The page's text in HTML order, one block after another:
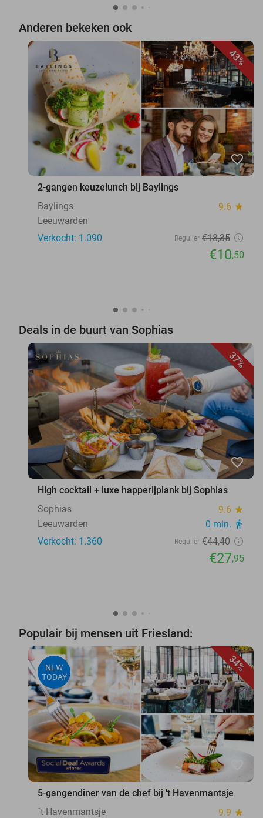
Anderen bekeken ook
43%
favorite_border
2-gangen keuzelunch bij Baylings
Baylings
9.6 star
Leeuwarden
Verkocht: 1.090
Regulier €18,35
€10,50
Deals in de buurt van Sophias
37%
favorite_border
High cocktail + luxe happerijplank bij Sophias
Sophias
9.6 star
Leeuwarden 0 min. directions_walk
Verkocht: 1.360 Regulier €44,40
€27,95
Populair bij mensen uit Friesland:
34%
NEW
TODAY
favorite_border
5-gangendiner van de chef bij 't Havenmantsje
´t Havenmantsje
9.9 star